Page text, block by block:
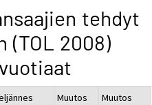
tehdyt
2008)
Muutos
Muutos